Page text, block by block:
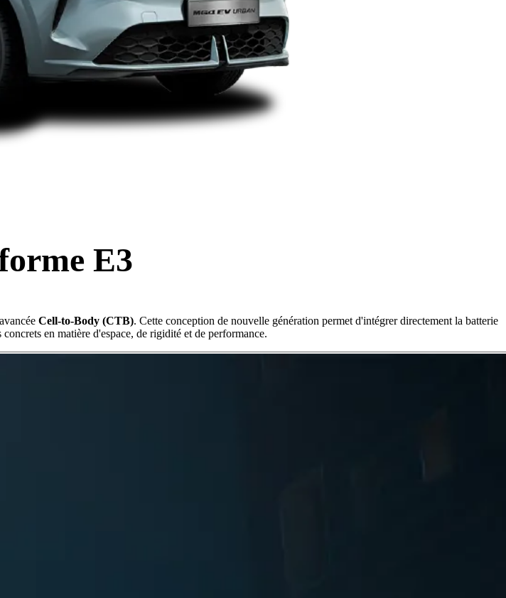
E3
Cell-to-Body (CTB). Cette conception de nouvelle génération permet d'intégrer directement la batterie
en matière d'espace, de rigidité et de performance.